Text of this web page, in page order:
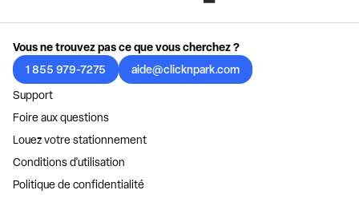
Vous ne trouvez pas ce que vous cherchez ?
1 855 979-7275
aide@clicknpark.com
Support
Foire aux questions
Louez votre stationnement
Conditions d'utilisation
Politique de confidentialité